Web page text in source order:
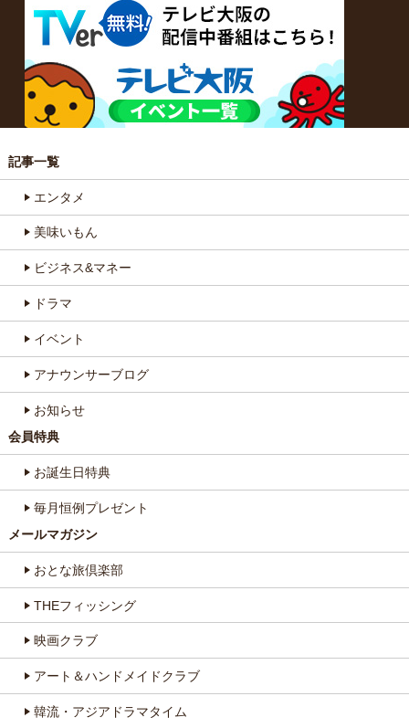
記事一覧
エンタメ
美味いもん
ビジネス&マネー
ドラマ
イベント
アナウンサーブログ
お知らせ
会員特典
お誕生日特典
毎月恒例プレゼント
メールマガジン
おとな旅倶楽部
THEフィッシング
映画クラブ
アート＆ハンドメイドクラブ
韓流・アジアドラマタイム